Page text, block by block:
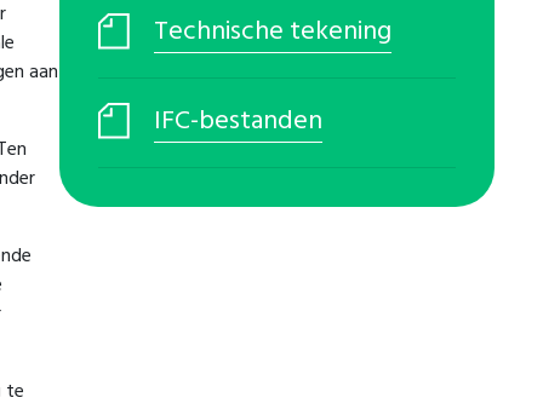
aan
te
Technische tekening
IFC-bestanden